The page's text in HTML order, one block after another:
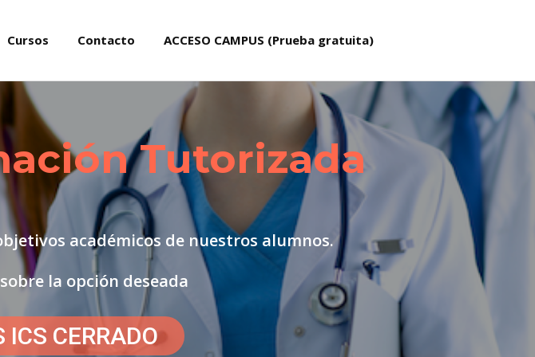
Cursos Contacto ACCESO CAMPUS (Prueba gratuita)
Tutorizada
académicos de nuestros alumnos.
ICS CERRADO
la opción deseada
Cursos Contacto ACCESO CAMPUS (Prueba gratuita)